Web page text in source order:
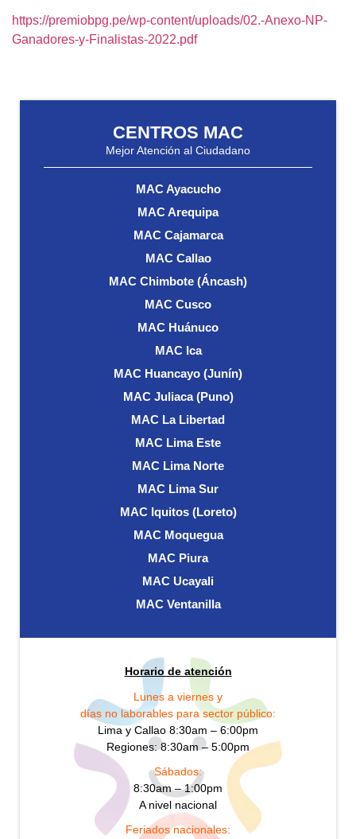
https://premiobpg.pe/wp-content/uploads/02.-Anexo-NP-
Ganadores-y-Finalistas-2022.pdf
CENTROS MAC
Mejor Atención al Ciudadano
MAC Ayacucho
MAC Arequipa
MAC Cajamarca
MAC Callao
MAC Chimbote (Áncash)
MAC Cusco
MAC Huánuco
MAC Ica
MAC Huancayo (Junín)
MAC Juliaca (Puno)
MAC La Libertad
MAC Lima Este
MAC Lima Norte
MAC Lima Sur
MAC Iquitos (Loreto)
MAC Moquegua
MAC Piura
MAC Ucayali
MAC Ventanilla
Horario de atención
Lunes a viernes y
días no laborables para sector público:
Lima y Callao 8:30am – 6:00pm
Regiones: 8:30am – 5:00pm
Sábados:
8:30am – 1:00pm
A nivel nacional
Feriados nacionales: